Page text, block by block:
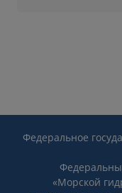
Федеральное
«Морской